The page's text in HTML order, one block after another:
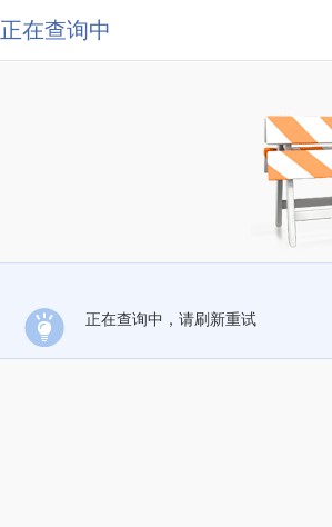
正在查询中
正在查询中，请刷新重试